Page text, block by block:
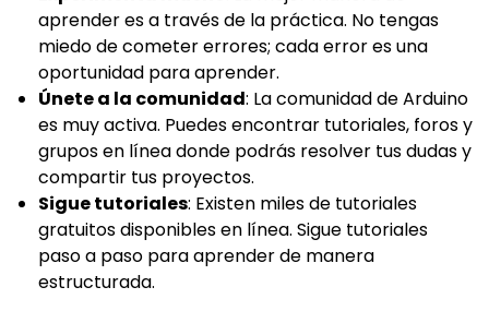
aprender es a través de la práctica. No tengas
miedo de cometer errores; cada error es una
oportunidad para aprender.
Únete a la comunidad: La comunidad de Arduino
es muy activa. Puedes encontrar tutoriales, foros y
grupos en línea donde podrás resolver tus dudas y
compartir tus proyectos.
Sigue tutoriales: Existen miles de tutoriales
gratuitos disponibles en línea. Sigue tutoriales
paso a paso para aprender de manera
estructurada.